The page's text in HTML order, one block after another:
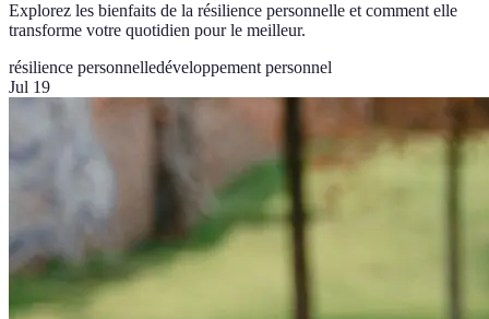
Explorez les bienfaits de la résilience personnelle et comment elle
transforme votre quotidien pour le meilleur.
résilience personnelledéveloppement personnel
Jul 19